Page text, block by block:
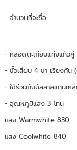
จำนวนที่จะซื้อ
- หลอดตะเกียบแท่งแก้วคู่
- ขั้วเสียบ 4 ขา เรียงกัน
- ใช้ร่วมกับบัลลาสแกนเห
- อุณหภูมิแสง 3 โทน
แสง Warmwhite 830
แสง Coolwhite 840